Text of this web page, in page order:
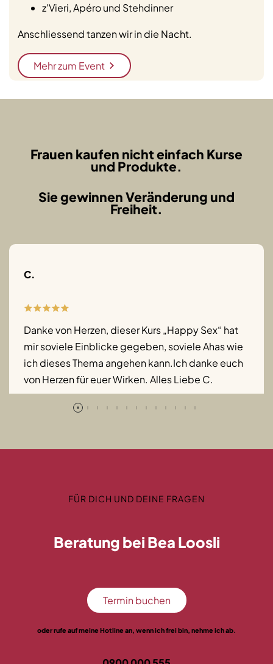
z'Vieri, Apéro und Stehdinner
Anschliessend tanzen wir in die Nacht.
Mehr zum Event
Frauen kaufen nicht einfach Kurse
und Produkte.
Sie gewinnen Veränderung und
Freiheit.
C.
Danke von Herzen, dieser Kurs „Happy Sex“ hat
mir soviele Einblicke gegeben, soviele Ahas wie
ich dieses Thema angehen kann.Ich danke euch
von Herzen für euer Wirken. Alles Liebe C.
Beratung bei Bea Loosli
FÜR DICH UND DEINE FRAGEN
Termin buchen
oder rufe auf meine Hotline an, wenn ich frei bin, nehme ich ab.